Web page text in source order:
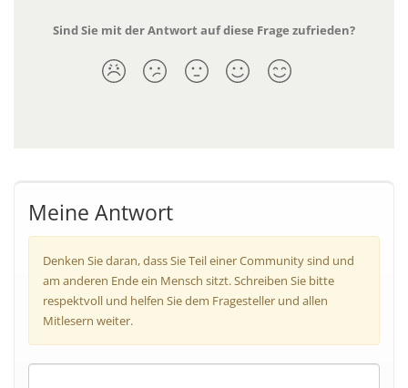
Sind Sie mit der Antwort auf diese Frage zufrieden?
Meine Antwort
Denken Sie daran, dass Sie Teil einer Community sind und
am anderen Ende ein Mensch sitzt. Schreiben Sie bitte
respektvoll und helfen Sie dem Fragesteller und allen
Mitlesern weiter.